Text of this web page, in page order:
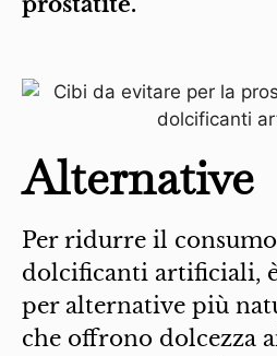
Alternative
Per ridurre il
dolcificanti artificiali,
per alternative più
che offrono dolcezza